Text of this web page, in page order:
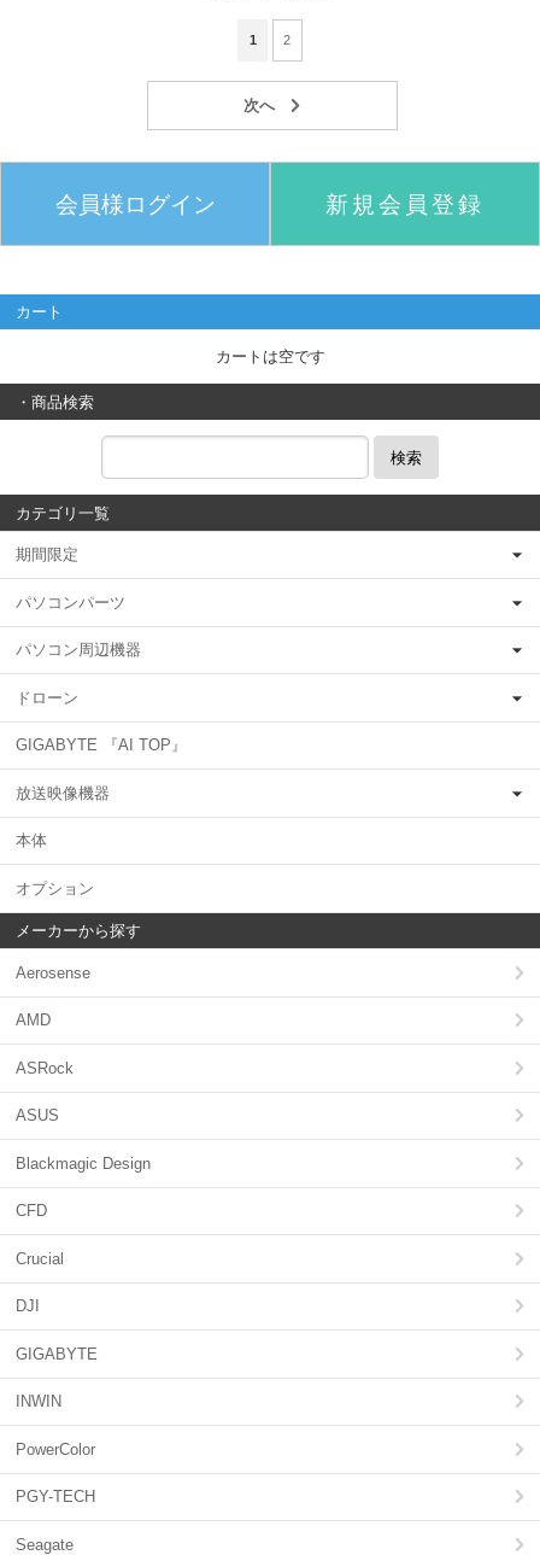
1 2
会員様ログイン 新規会員登録
カート
カートは空です
・商品検索
検索
カテゴリ一覧
期間限定
パソコンパーツ
パソコン周辺機器
ドローン
GIGABYTE 『AI TOP』
放送映像機器
本体
オプション
メーカーから探す
Aerosense
AMD
ASRock
ASUS
Blackmagic Design
CFD
Crucial
DJI
GIGABYTE
INWIN
PowerColor
PGY-TECH
Seagate